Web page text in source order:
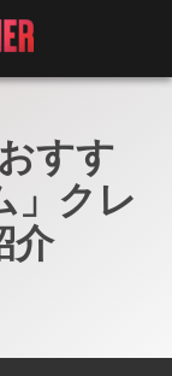
すす
」クレ
介